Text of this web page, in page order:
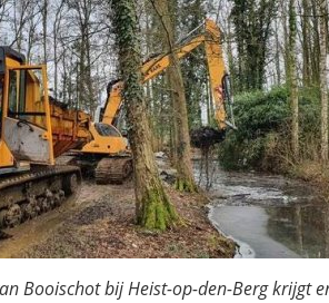
Booischot bij Heist-op-den-Berg krijgt